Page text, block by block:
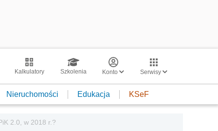
Kalkulatory Szkolenia Konto Serwisy
Nieruchomości Edukacja KSeF
2.0, w 2018 r.?